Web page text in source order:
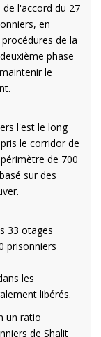
l'accord du 27
en
de la
phase
le
l'est le long
le corridor de
de 700
sur des
33 otages
prisonniers
les
libérés.
un ratio
de Shalit